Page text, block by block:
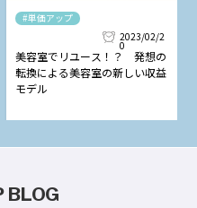
#単価アップ
2023/02/2
0
美容室でリユース！？ 発想の
転換による美容室の新しい収益
モデル
BLOG